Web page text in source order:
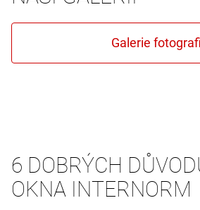
6 DOBRÝCH
OKNA INTERNORM